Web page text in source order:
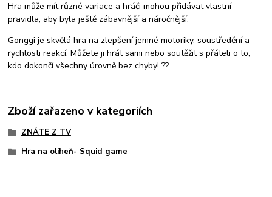
Hra může mít různé variace a hráči mohou přidávat vlastní
pravidla, aby byla ještě zábavnější a náročnější.
Gonggi je skvělá hra na zlepšení jemné motoriky, soustředění a
rychlosti reakcí. Můžete ji hrát sami nebo soutěžit s přáteli o to,
kdo dokončí všechny úrovně bez chyby! ??
Zboží zařazeno v kategoriích
ZNÁTE Z TV
Hra na oliheň- Squid game